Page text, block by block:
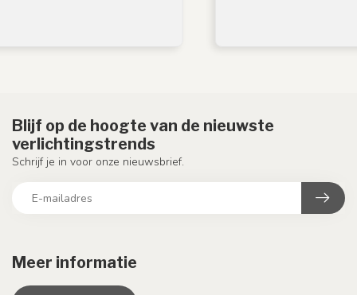
Meer informatie
Blijf op de hoogte van de nieuwste
verlichtingstrends
Schrijf je in voor onze nieuwsbrief.